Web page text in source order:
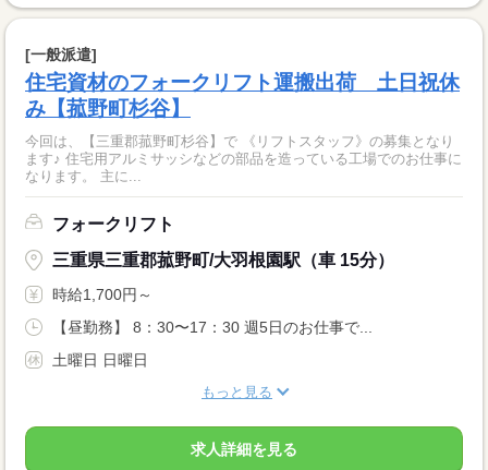
[一般派遣]
住宅資材のフォークリフト運搬出荷 土日祝休
み【菰野町杉谷】
今回は、【三重郡菰野町杉谷】で 《リフトスタッフ》の募集となり
ます♪ 住宅用アルミサッシなどの部品を造っている工場でのお仕事に
なります。 主に...
フォークリフト
三重県三重郡菰野町/大羽根園駅（車 15分）
時給1,700円～
【昼勤務】 8：30〜17：30 週5日のお仕事で...
土曜日 日曜日
もっと見る
求人詳細を見る